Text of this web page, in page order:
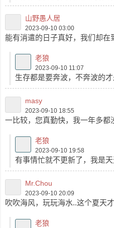
山野愚人居
2023-09-10 03:00
能有消遣的日子真好，我们却在
老狼
2023-09-10 11:07
生存都是要奔波，不奔波的
masy
2023-09-10 18:55
一比较，您真勤快，我一年多都
老狼
2023-09-10 19:58
有事情忙就不更新了，我是
Mr.Chou
2023-09-10 20:09
吹吹海风，玩玩海水..这个夏天
老狼